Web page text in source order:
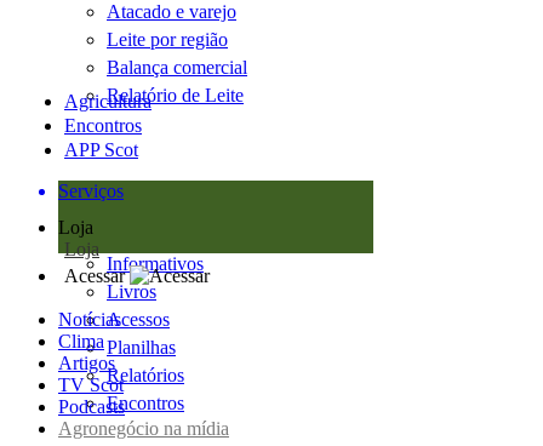
Atacado e varejo
Leite por região
Balança comercial
Relatório de Leite
Agricultura
Encontros
APP Scot
Serviços
Loja
Loja
Informativos
Livros
Acessos
Planilhas
Relatórios
Encontros
Acessar
Notícias
Clima
Artigos
TV Scot
Podcasts
Agronegócio na mídia